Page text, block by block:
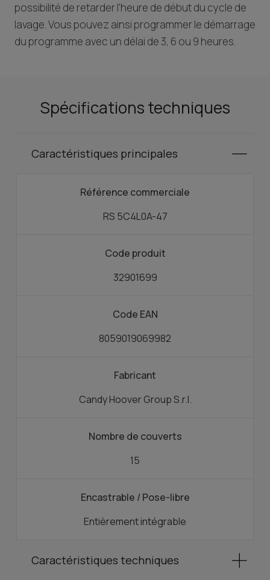
possibilité de retarder l'heure de début du cycle de
lavage. Vous pouvez ainsi programmer le démarrage
du programme avec un délai de 3, 6 ou 9 heures.
Spécifications techniques
Caractéristiques principales
Référence commerciale
RS 5C4L0A-47
Code produit
32901699
Code EAN
8059019069982
Fabricant
Candy Hoover Group S.r.l.
Nombre de couverts
15
Encastrable / Pose-libre
Entièrement intégrable
Caractéristiques techniques